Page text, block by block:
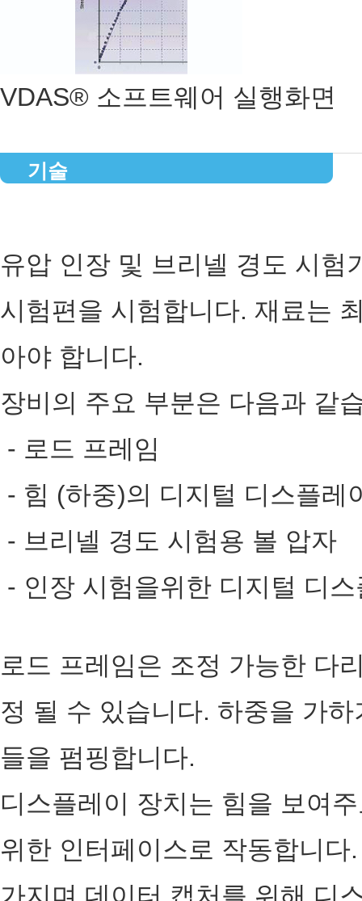
VDAS® 소프트웨어 실행화면
기술
유압 인장 및 브리넬 경도 시험
시험편을 시험합니다. 재료는
아야 합니다.
장비의 주요 부분은 다음과 같
- 로드 프레임
- 힘 (하중)의 디지털 디스플레
- 브리넬 경도 시험용 볼 압자
- 인장 시험을위한 디지털 디
로드 프레임은 조정 가능한 다
정 될 수 있습니다. 하중을 가
들을 펌핑합니다.
디스플레이 장치는 힘을 보여
위한 인터페이스로 작동합니